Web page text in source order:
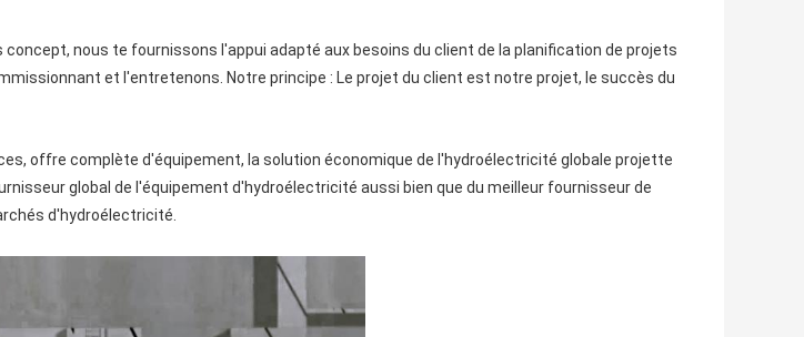
nous te fournissons l'appui adapté aux besoins du client de la planification de projets
et l'entretenons. Notre principe : Le projet du client est notre projet, le succès du
offre complète d'équipement, la solution économique de l'hydroélectricité globale projette
global de l'équipement d'hydroélectricité aussi bien que du meilleur fournisseur de
d'hydroélectricité.